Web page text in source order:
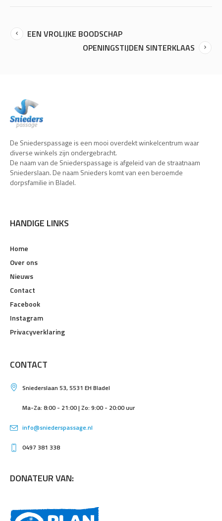
EEN VROLIJKE BOODSCHAP
OPENINGSTIJDEN SINTERKLAAS
De Sniederspassage is een mooi overdekt winkelcentrum waar
diverse winkels zijn ondergebracht.
De naam van de Sniederspassage is afgeleid van de straatnaam
Sniederslaan. De naam Snieders komt van een beroemde
dorpsfamilie in Bladel.
HANDIGE LINKS
Home
Over ons
Nieuws
Contact
Facebook
Instagram
Privacyverklaring
CONTACT
Sniederslaan 53, 5531 EH Bladel
Ma-Za: 8:00 - 21:00 | Zo: 9:00 - 20:00 uur
info@sniederspassage.nl
0497 381 338
DONATEUR VAN: